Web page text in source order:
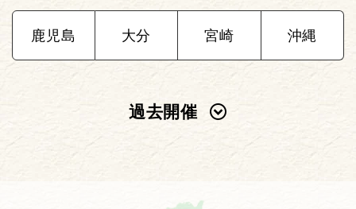
鹿児島 大分 宮崎 沖縄
過去開催